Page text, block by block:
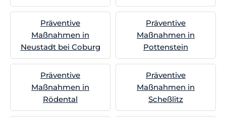
Präventive
Maßnahmen in
Neustadt bei Coburg
Präventive
Maßnahmen in
Pottenstein
Präventive
Maßnahmen in
Rödental
Präventive
Maßnahmen in
Scheßlitz